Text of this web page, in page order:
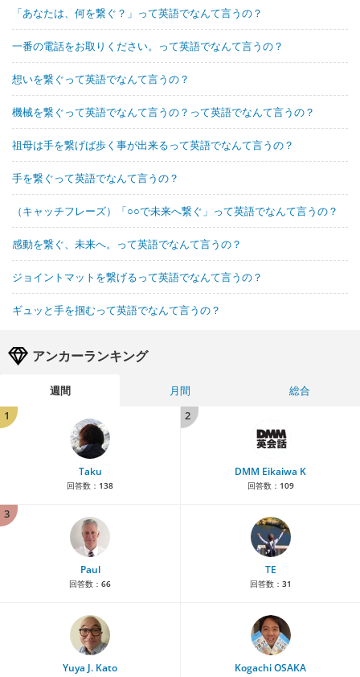
「あなたは、何を繋ぐ？」って英語でなんて言うの？
一番の電話をお取りください。って英語でなんて言うの？
想いを繋ぐって英語でなんて言うの？
機械を繋ぐって英語でなんて言うの？って英語でなんて言うの？
祖母は手を繋げば歩く事が出来るって英語でなんて言うの？
手を繋ぐって英語でなんて言うの？
（キャッチフレーズ）「○○で未来へ繋ぐ」って英語でなんて言うの？
感動を繋ぐ、未来へ。って英語でなんて言うの？
ジョイントマットを繋げるって英語でなんて言うの？
ギュッと手を掴むって英語でなんて言うの？
アンカーランキング
週間 月間
総合
1
Taku
回答数： 138
2
DMM Eikaiwa K
回答数： 109
3
Paul
回答数： 66
TE
回答数： 31
Yuya J. Kato Kogachi OSAKA